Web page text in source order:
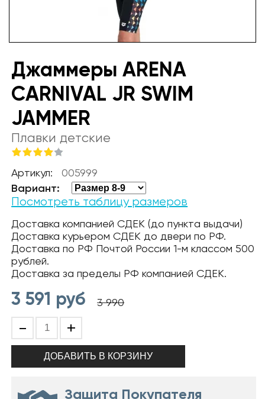
Джаммеры ARENA
CARNIVAL JR SWIM
JAMMER
Плавки детские
Артикул: 005999
Вариант:
Посмотреть таблицу размеров
Доставка компанией СДЕК (до пункта выдачи)
Доставка курьером СДЕК до двери по РФ.
Доставка по РФ Почтой России 1-м классом 500
рублей.
Доставка за пределы РФ компанией СДЕК.
3 591 руб 3 990
- +
Защита Покупателя